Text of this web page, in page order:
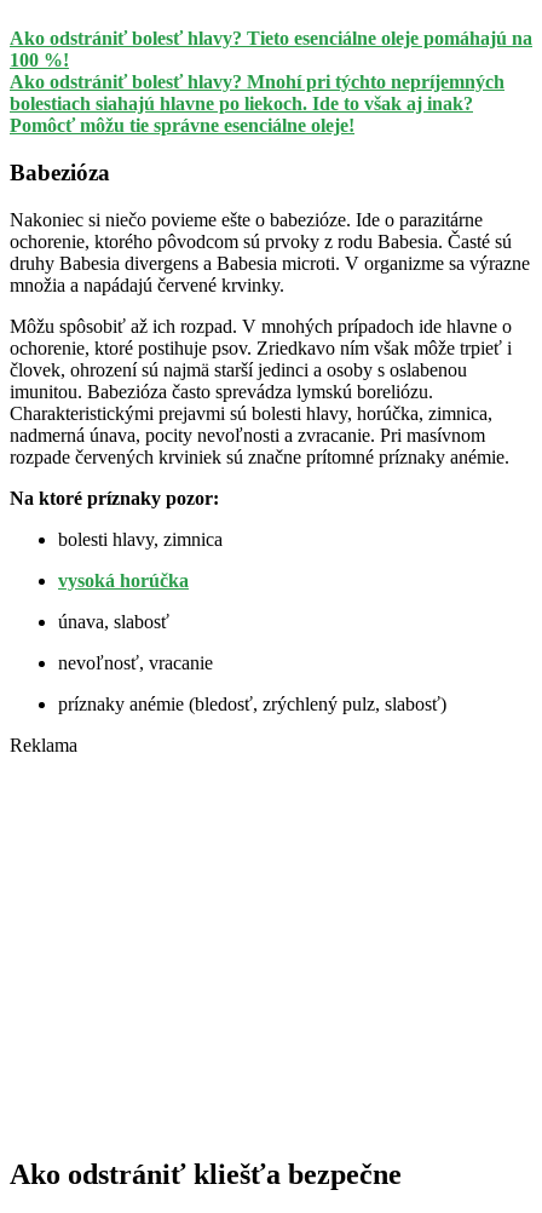
Ako odstrániť bolesť hlavy? Tieto esenciálne oleje pomáhajú na
100 %!
Ako odstrániť bolesť hlavy? Mnohí pri týchto nepríjemných
bolestiach siahajú hlavne po liekoch. Ide to však aj inak?
Pomôcť môžu tie správne esenciálne oleje!
Babezióza
Nakoniec si niečo povieme ešte o babezióze. Ide o parazitárne
ochorenie, ktorého pôvodcom sú prvoky z rodu Babesia. Časté sú
druhy Babesia divergens a Babesia microti. V organizme sa výrazne
množia a napádajú červené krvinky.
Môžu spôsobiť až ich rozpad. V mnohých prípadoch ide hlavne o
ochorenie, ktoré postihuje psov. Zriedkavo ním však môže trpieť i
človek, ohrození sú najmä starší jedinci a osoby s oslabenou
imunitou. Babezióza často sprevádza lymskú boreliózu.
Charakteristickými prejavmi sú bolesti hlavy, horúčka, zimnica,
nadmerná únava, pocity nevoľnosti a zvracanie. Pri masívnom
rozpade červených krviniek sú značne prítomné príznaky anémie.
Na ktoré príznaky pozor:
bolesti hlavy, zimnica
vysoká horúčka
únava, slabosť
nevoľnosť, vracanie
príznaky anémie (bledosť, zrýchlený pulz, slabosť)
Reklama
Ako odstrániť kliešťa bezpečne